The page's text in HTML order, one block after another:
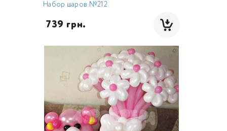
Набор шаров №212
739 грн.